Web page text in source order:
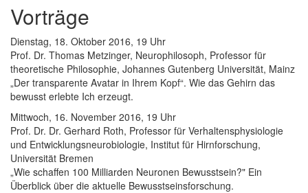
Vorträge
Dienstag, 18. Oktober 2016, 19 Uhr
Prof. Dr. Thomas Metzinger, Neurophilosoph, Professor für
theoretische Philosophie, Johannes Gutenberg Universität, Mainz
„Der transparente Avatar in Ihrem Kopf“. Wie das Gehirn das
bewusst erlebte Ich erzeugt.
Mittwoch, 16. November 2016, 19 Uhr
Prof. Dr. Dr. Gerhard Roth, Professor für Verhaltensphysiologie
und Entwicklungsneurobiologie, Institut für Hirnforschung,
Universität Bremen
„Wie schaffen 100 Milliarden Neuronen Bewusstsein?" Ein
Überblick über die aktuelle Bewusstseinsforschung.